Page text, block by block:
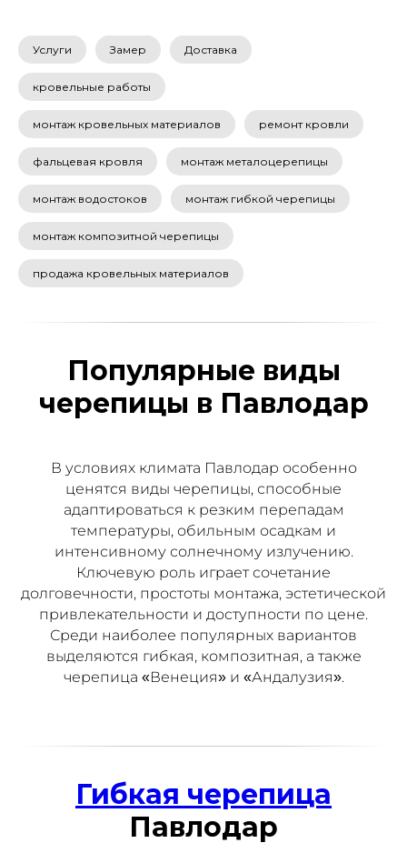
Услуги Замер Доставка
кровельные работы
монтаж кровельных материалов ремонт кровли
фальцевая кровля монтаж металоцерепицы
монтаж водостоков монтаж гибкой черепицы
монтаж композитной черепицы
продажа кровельных материалов
Популярные виды
черепицы в Павлодар
В условиях климата Павлодар особенно
ценятся виды черепицы, способные
адаптироваться к резким перепадам
температуры, обильным осадкам и
интенсивному солнечному излучению.
Ключевую роль играет сочетание
долговечности, простоты монтажа, эстетической
привлекательности и доступности по цене.
Среди наиболее популярных вариантов
выделяются гибкая, композитная, а также
черепица «Венеция» и «Андалузия».
Гибкая черепица
Павлодар